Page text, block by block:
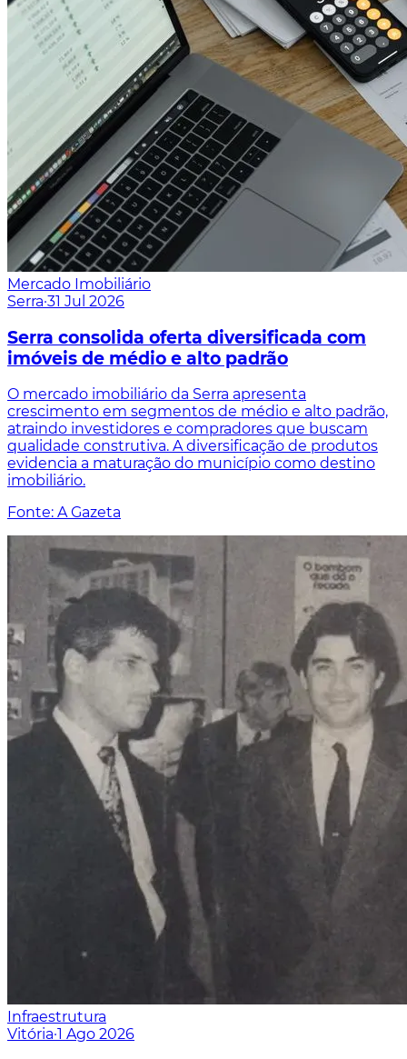
Mercado Imobiliário
Serra·31 Jul 2026
Serra consolida oferta diversificada com
imóveis de médio e alto padrão
O mercado imobiliário da Serra apresenta
crescimento em segmentos de médio e alto padrão,
atraindo investidores e compradores que buscam
qualidade construtiva. A diversificação de produtos
evidencia a maturação do município como destino
imobiliário.
Fonte: A Gazeta
Infraestrutura
Vitória·1 Ago 2026